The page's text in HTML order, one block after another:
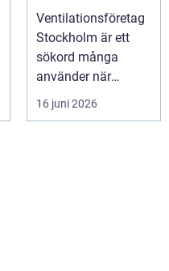
partner för frisk
luft inomhus
Ventilationsföretag
Stockholm är ett
sökord många
använder när
inomhu...
16 juni 2026